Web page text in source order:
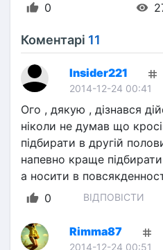
0
Коментарі 11
Insider221
2014-12-24 00:41
Ого , дякую , дізнався
ніколи не думав що
підбирати в другій
напевно краще
а носити в
0
ВІДПОВІСТИ
Rimma87
2014-12-24 00:51